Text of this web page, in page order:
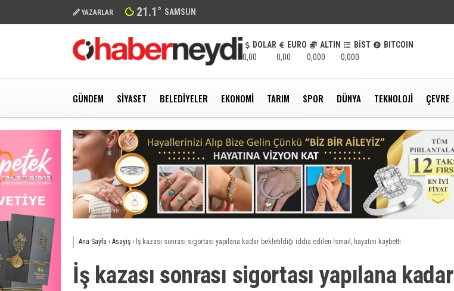
YAZARLAR 21.1° SAMSUN
DOLAR
0,00
EURO
0,00
ALTIN
0,000
BİST
0,000
BITCOIN
GÜNDEM SIYASET BELEDIYELER EKONOMI TARIM SPOR DÜNYA TEKNOLOJI ÇEVRE
Ana Sayfa › Asayiş › İş kazası sonrası sigortası yapılana kadar bekletildiği iddia edilen İsmail, hayatını kaybetti
İş kazası sonrası sigortası yapılana kadar